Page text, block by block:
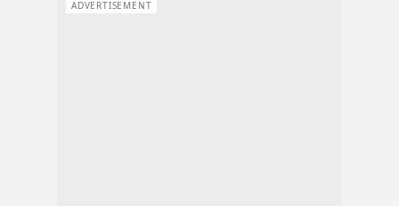
ADVERTISEMENT